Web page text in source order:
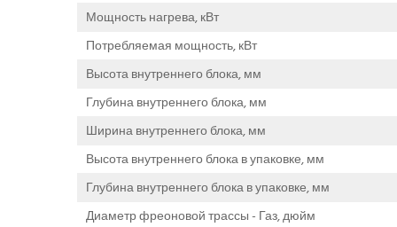
Мощность нагрева, кВт
Потребляемая мощность, кВт
Высота внутреннего блока, мм
Глубина внутреннего блока, мм
Ширина внутреннего блока, мм
Высота внутреннего блока в упаковке, мм
Глубина внутреннего блока в упаковке, мм
Диаметр фреоновой трассы - Газ, дюйм